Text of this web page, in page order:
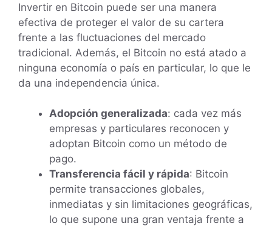
Invertir en Bitcoin puede ser una manera
efectiva de proteger el valor de su cartera
frente a las fluctuaciones del mercado
tradicional. Además, el Bitcoin no está atado a
ninguna economía o país en particular, lo que le
da una independencia única.
Adopción generalizada: cada vez más
empresas y particulares reconocen y
adoptan Bitcoin como un método de
pago.
Transferencia fácil y rápida: Bitcoin
permite transacciones globales,
inmediatas y sin limitaciones geográficas,
lo que supone una gran ventaja frente a